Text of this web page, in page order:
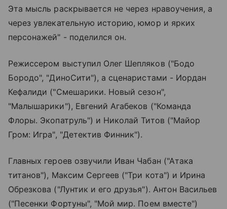
Эта мысль раскрывается не через нравоучения, а
через увлекательную историю, юмор и ярких
персонажей" - поделился он.
Режиссером выступил Олег Шепляков ("Бодо
Бородо", "ДиноСити"), а сценаристами - Иордан
Кефалиди ("Смешарики. Новый сезон",
"Малышарики"), Евгений Агабеков ("Команда
Флоры. Экопатруль") и Николай Титов ("Майор
Гром: Игра", "Детектив Финник").
Главных героев озвучили Иван Чабан ("Атака
титанов"), Максим Сергеев ("Три кота") и Ирина
Обрезкова ("Лунтик и его друзья"). Антон Васильев
("Песенки Фортуны", "Мой мир. Поем вместе")